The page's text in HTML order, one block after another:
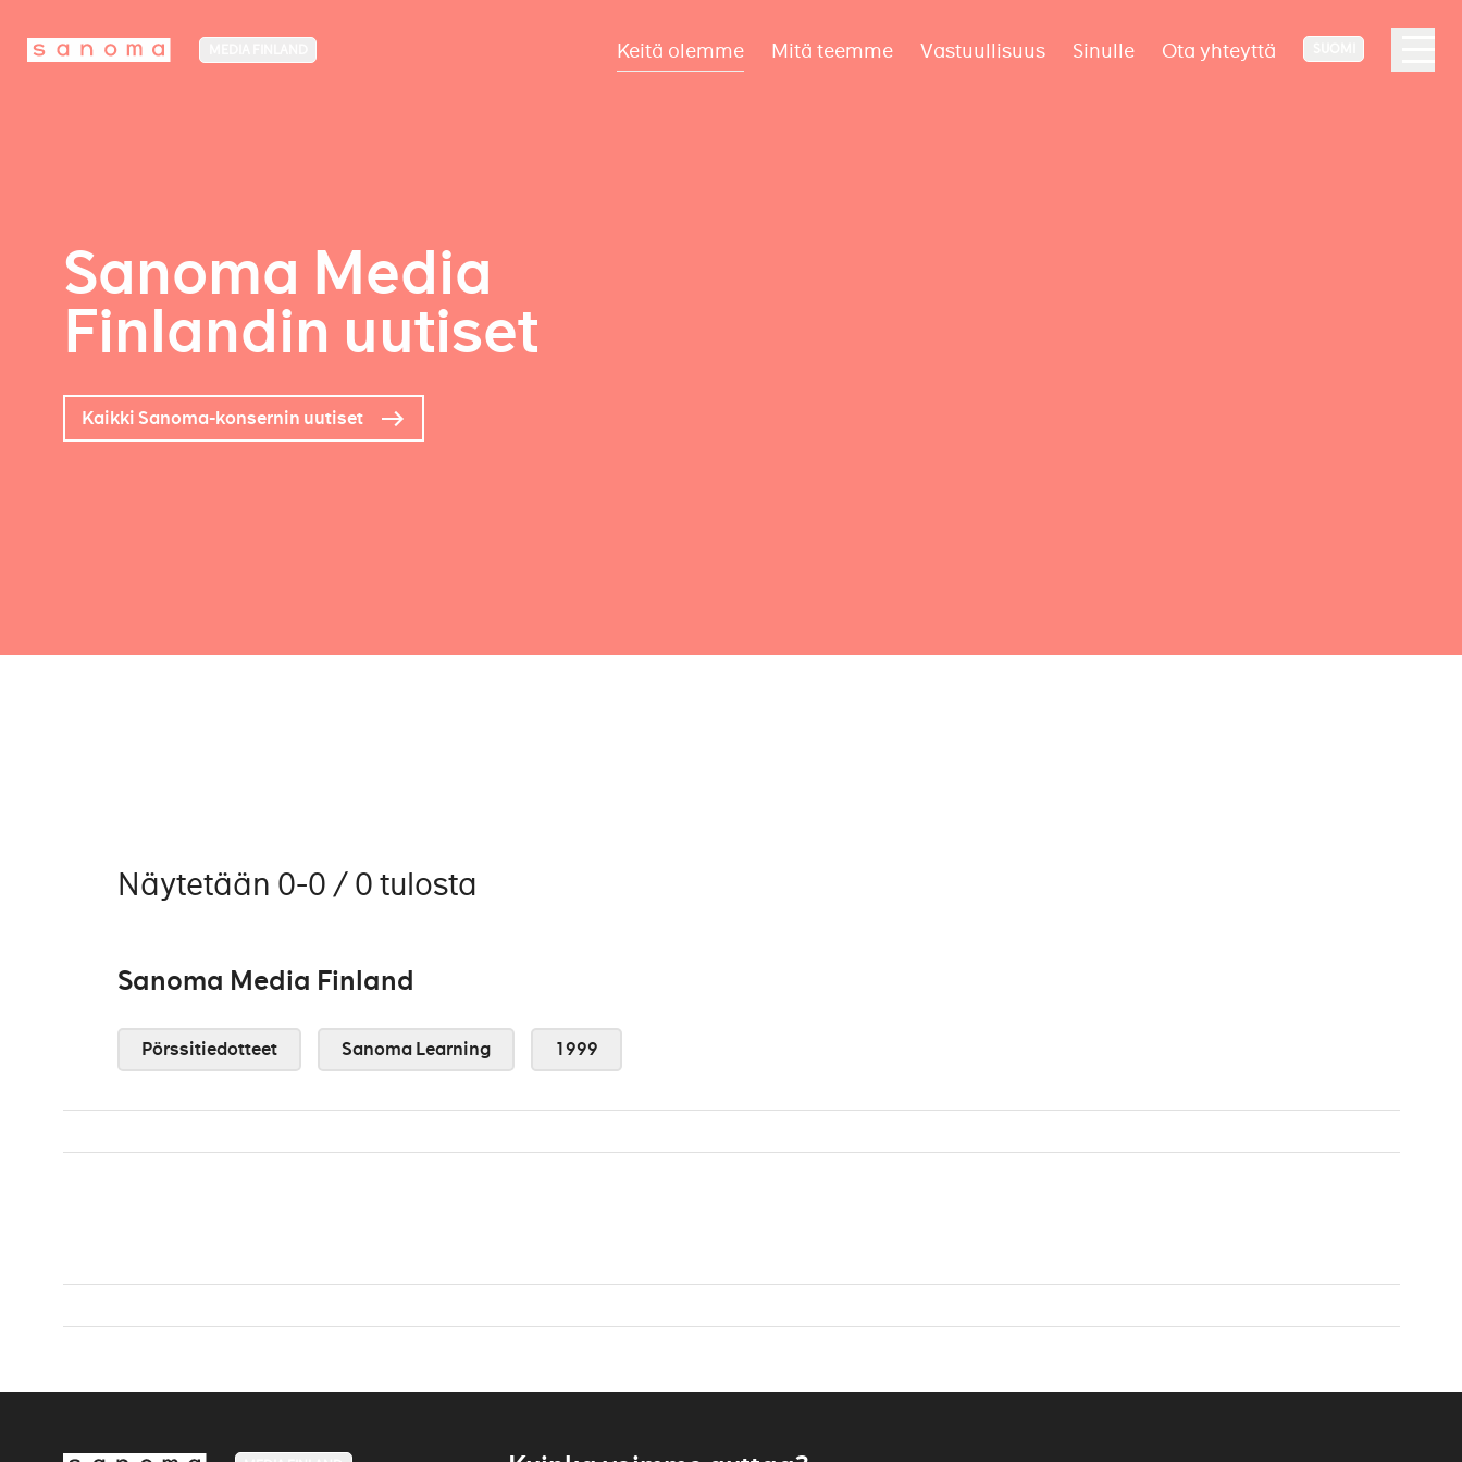
Keitä olemme Mitä teemme Vastuullisuus Sinulle Ota yhteyttä
Sanoma Media
Finlandin uutiset
Kaikki Sanoma-konsernin uutiset
Näytetään 0-0 / 0 tulosta
Sanoma Media Finland
Pörssitiedotteet Sanoma Learning 1999